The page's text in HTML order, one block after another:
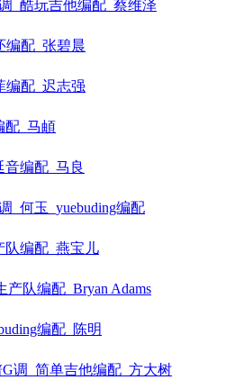
_酷玩吉他编配_蔡维泽
编配_张碧晨
编配_迟志强
配_马頔
编配_马良
_何玉_yuebuding编配
队编配_燕宝儿
产队编配_Bryan Adams
编配_陈明
调_简单吉他编配_方大树